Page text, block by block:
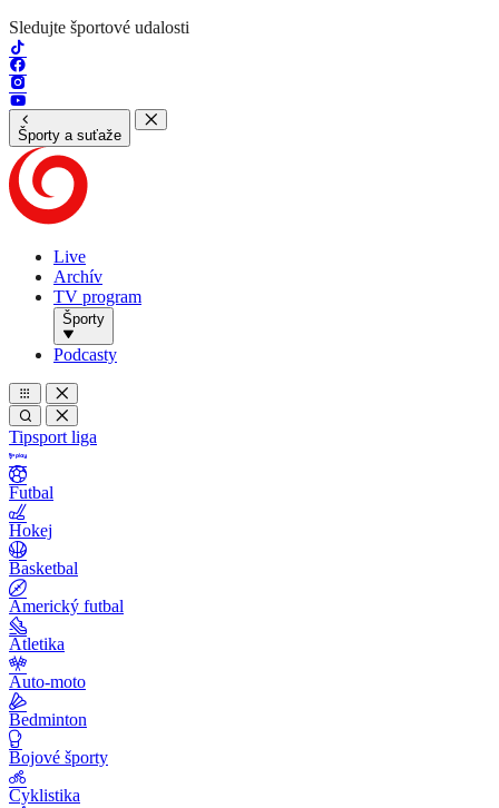
Sledujte športové udalosti
Športy a suťaže
Live
Archív
TV program
Športy
Podcasty
Tipsport liga
Futbal
Hokej
Basketbal
Americký futbal
Atletika
Auto-moto
Bedminton
Bojové športy
Cyklistika